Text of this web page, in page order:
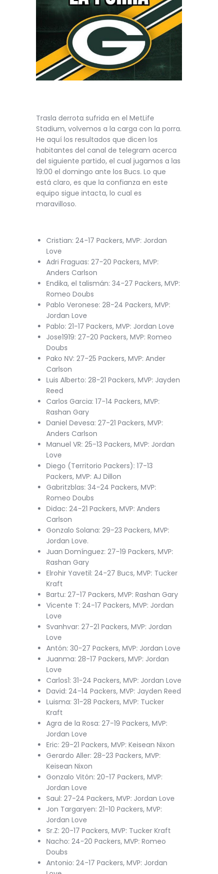
Trasla derrota sufrida en el MetLife
Stadium, volvemos a la carga con la porra.
He aquí los resultados que dicen los
habitantes del canal de telegram acerca
del siguiente partido, el cual jugamos a las
19:00 el domingo ante los Bucs. Lo que
está claro, es que la confianza en este
equipo sigue intacta, lo cual es
maravilloso.
Cristian: 24-17 Packers, MVP: Jordan
Love
Adri Fraguas: 27-20 Packers, MVP:
Anders Carlson
Endika, el talismán: 34-27 Packers, MVP:
Romeo Doubs
Pablo Veronese: 28-24 Packers, MVP:
Jordan Love
Pablo: 21-17 Packers, MVP: Jordan Love
Jose1919: 27-20 Packers, MVP: Romeo
Doubs
Pako NV: 27-25 Packers, MVP: Ander
Carlson
Luis Alberto: 28-21 Packers, MVP: Jayden
Reed
Carlos Garcia: 17-14 Packers, MVP:
Rashan Gary
Daniel Devesa: 27-21 Packers, MVP:
Anders Carlson
Manuel VR: 25-13 Packers, MVP: Jordan
Love
Diego (Territorio Packers): 17-13
Packers, MVP: AJ Dillon
Gabritzblas: 34-24 Packers, MVP:
Romeo Doubs
Didac: 24-21 Packers, MVP: Anders
Carlson
Gonzalo Solana: 29-23 Packers, MVP:
Jordan Love.
Juan Domínguez: 27-19 Packers, MVP:
Rashan Gary
Elrohir Yavetil: 24-27 Bucs, MVP: Tucker
Kraft
Bartu: 27-17 Packers, MVP: Rashan Gary
Vicente T: 24-17 Packers, MVP: Jordan
Love
Svanhvar: 27-21 Packers, MVP: Jordan
Love
Antón: 30-27 Packers, MVP: Jordan Love
Juanma: 28-17 Packers, MVP: Jordan
Love
Carlos1: 31-24 Packers, MVP: Jordan Love
David: 24-14 Packers, MVP: Jayden Reed
Luisma: 31-28 Packers, MVP: Tucker
Kraft
Agra de la Rosa: 27-19 Packers, MVP:
Jordan Love
Eric: 29-21 Packers, MVP: Keisean Nixon
Gerardo Aller: 28-23 Packers, MVP:
Keisean Nixon
Gonzalo Vitón: 20-17 Packers, MVP:
Jordan Love
Saul: 27-24 Packers, MVP: Jordan Love
Jon Targaryen: 21-10 Packers, MVP:
Jordan Love
Sr.Z: 20-17 Packers, MVP: Tucker Kraft
Nacho: 24-20 Packers, MVP: Romeo
Doubs
Antonio: 24-17 Packers, MVP: Jordan